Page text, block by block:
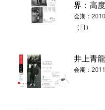
界：高
会期：
（日）
井上青
会期：